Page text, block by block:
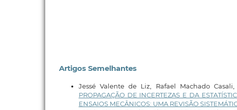
Artigos Semelhantes
Jessé Valente de Liz, Rafael Machado
PROPAGAÇÃO DE INCERTEZAS E DA
ENSAIOS MECÂNICOS: UMA REVISÃO